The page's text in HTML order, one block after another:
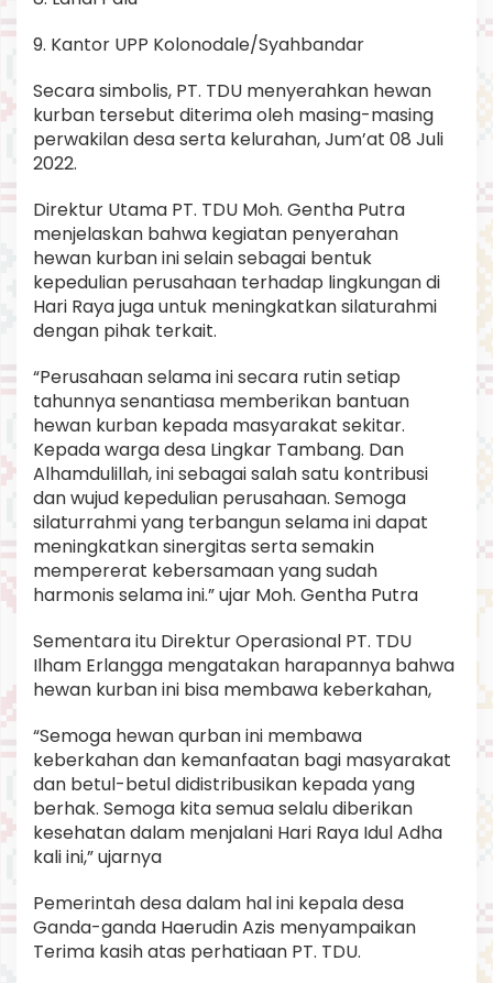
9. Kantor UPP Kolonodale/Syahbandar
Secara simbolis, PT. TDU menyerahkan hewan
kurban tersebut diterima oleh masing-masing
perwakilan desa serta kelurahan, Jum’at 08 Juli
2022.
Direktur Utama PT. TDU Moh. Gentha Putra
menjelaskan bahwa kegiatan penyerahan
hewan kurban ini selain sebagai bentuk
kepedulian perusahaan terhadap lingkungan di
Hari Raya juga untuk meningkatkan silaturahmi
dengan pihak terkait.
“Perusahaan selama ini secara rutin setiap
tahunnya senantiasa memberikan bantuan
hewan kurban kepada masyarakat sekitar.
Kepada warga desa Lingkar Tambang. Dan
Alhamdulillah, ini sebagai salah satu kontribusi
dan wujud kepedulian perusahaan. Semoga
silaturrahmi yang terbangun selama ini dapat
meningkatkan sinergitas serta semakin
mempererat kebersamaan yang sudah
harmonis selama ini.” ujar Moh. Gentha Putra
Sementara itu Direktur Operasional PT. TDU
Ilham Erlangga mengatakan harapannya bahwa
hewan kurban ini bisa membawa keberkahan,
“Semoga hewan qurban ini membawa
keberkahan dan kemanfaatan bagi masyarakat
dan betul-betul didistribusikan kepada yang
berhak. Semoga kita semua selalu diberikan
kesehatan dalam menjalani Hari Raya Idul Adha
kali ini,” ujarnya
Pemerintah desa dalam hal ini kepala desa
Ganda-ganda Haerudin Azis menyampaikan
Terima kasih atas perhatiaan PT. TDU.